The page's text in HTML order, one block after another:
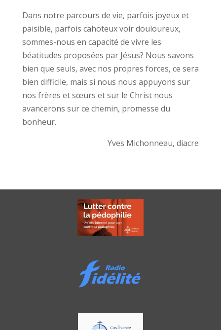
Dans notre parcours de vie, parfois joyeux et
paisible, parfois cahoteux voir douloureux,
sommes-nous en capacité de vivre les
béatitudes proposées par Jésus? Nous savons
bien que seuls, avec nos propres forces, ce sera
bien difficile, mais si nous nous appuyons sur
nos frères et sœurs et sur le Christ nous
avancerons sur ce chemin, promesse du
bonheur.
Yves Michonneau, diacre